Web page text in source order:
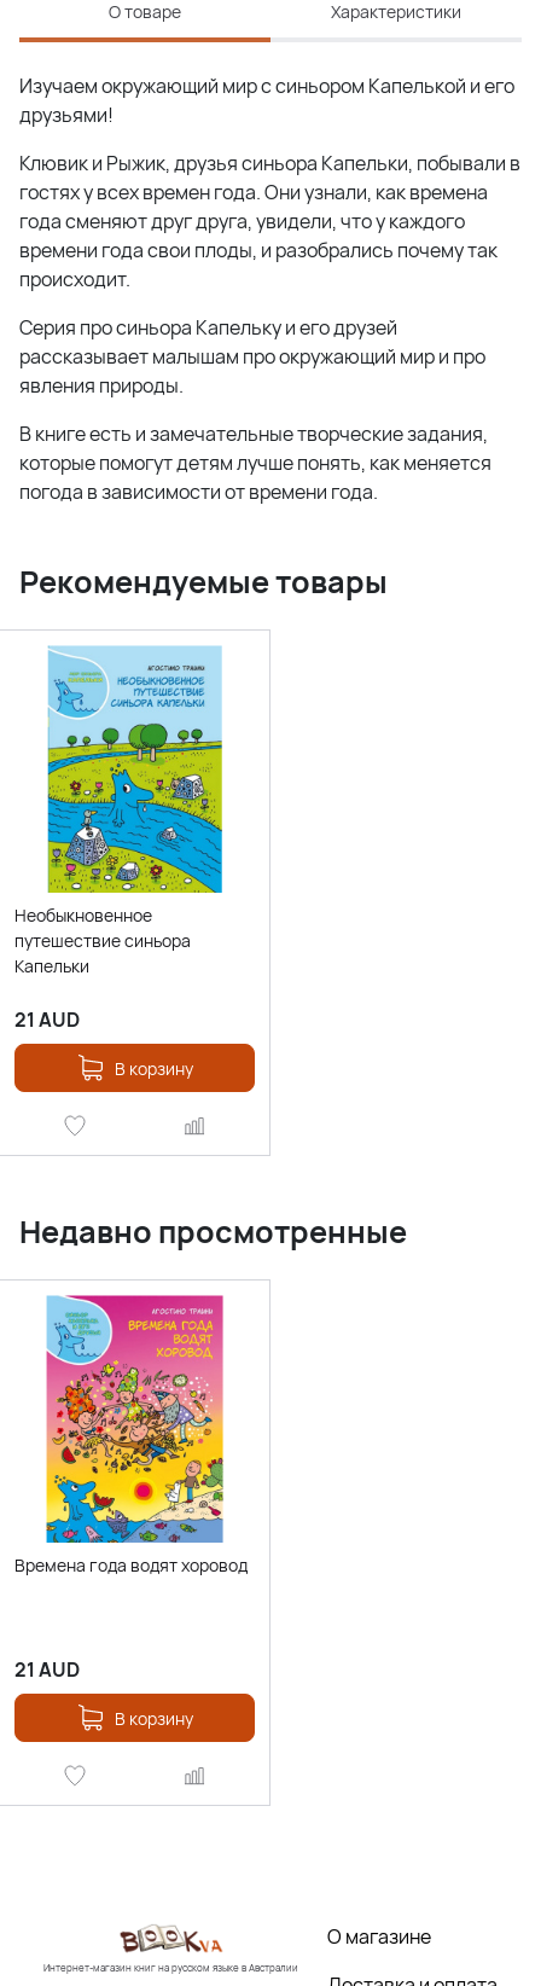
О товаре Характеристики
Изучаем окружающий мир с синьором Капелькой и его
друзьями!
Клювик и Рыжик, друзья синьора Капельки, побывали в
гостях у всех времен года. Они узнали, как времена
года сменяют друг друга, увидели, что у каждого
времени года свои плоды, и разобрались почему так
происходит.
Серия про синьора Капельку и его друзей
рассказывает малышам про окружающий мир и про
явления природы.
В книге есть и замечательные творческие задания,
которые помогут детям лучше понять, как меняется
погода в зависимости от времени года.
Рекомендуемые товары
Необыкновенное
путешествие синьора
Капельки
21 AUD
В корзину
Недавно просмотренные
Времена года водят хоровод
21 AUD
В корзину
Интернет-магазин книг на русском языке в Австралии
О магазине